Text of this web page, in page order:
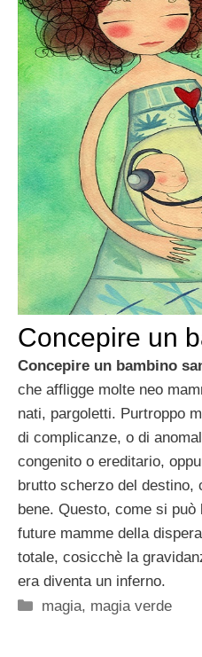
Concepire un
Concepire un bambino
che affligge molte neo
nati, pargoletti. Purtroppo
di complicanze, o di
congenito o ereditario,
brutto scherzo del destino,
bene. Questo, come si può
future mamme della
totale, cosicchè la
era diventa un inferno.
Categorie
magia, magia verde